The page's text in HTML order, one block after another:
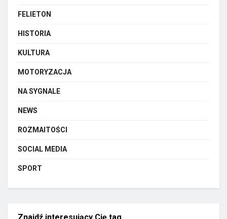
FELIETON
HISTORIA
KULTURA
MOTORYZACJA
NA SYGNALE
NEWS
ROZMAITOŚCI
SOCIAL MEDIA
SPORT